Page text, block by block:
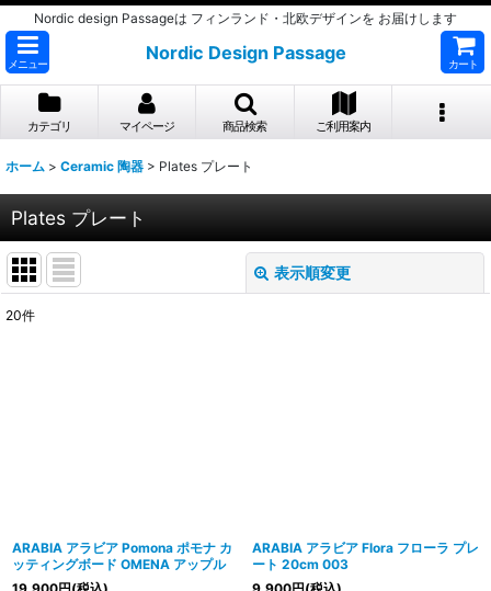
Nordic design Passageは フィンランド・北欧デザインを お届けします
メニュー
Nordic Design Passage
カート
カテゴリ マイページ 商品検索 ご利用案内
ホーム > Ceramic 陶器 > Plates プレート
Plates プレート
表示順変更
20件
ARABIA アラビア Pomona ポモナ カ
ッティングボード OMENA アップル
ARABIA アラビア Flora フローラ プレ
ート 20cm 003